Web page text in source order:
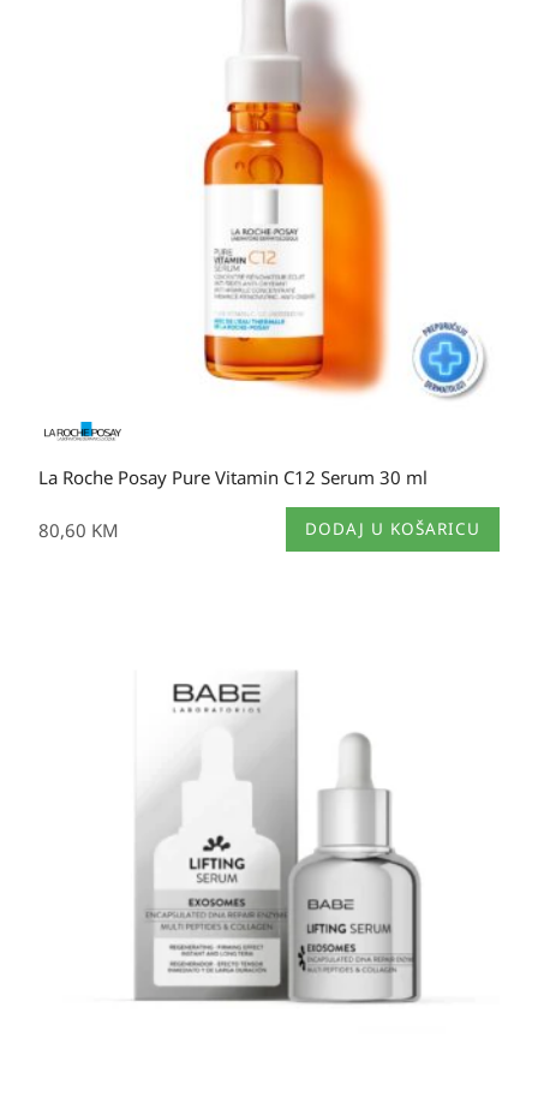
La Roche Posay Pure Vitamin C12 Serum 30 ml
80,60 KM DODAJ U KOŠARICU